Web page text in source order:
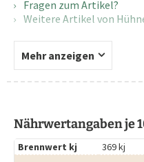
Fragen zum Artikel?
Weitere Artikel von
Mehr anzeigen
Nährwertangaben je
Brennwert kj 369 kj